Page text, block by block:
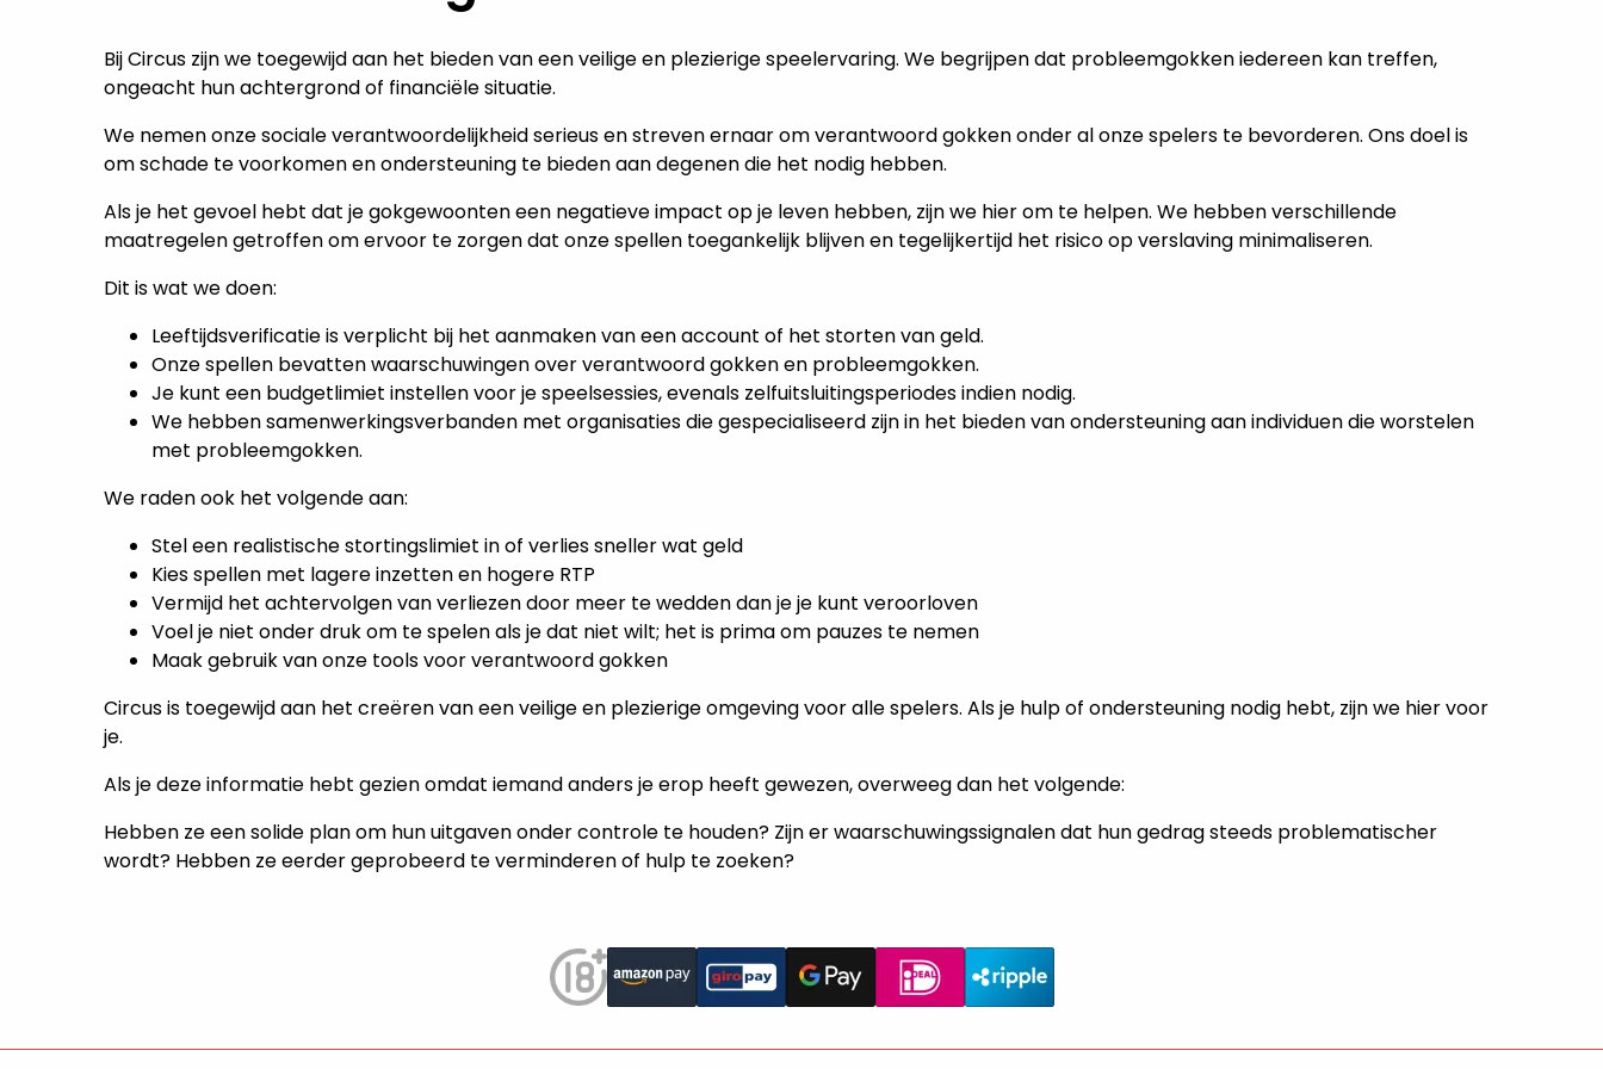
Bij Circus zijn we toegewijd aan het bieden van een veilige en plezierige speelervaring. We begrijpen dat probleemgokken iedereen kan treffen,
ongeacht hun achtergrond of financiële situatie.
We nemen onze sociale verantwoordelijkheid serieus en streven ernaar om verantwoord gokken onder al onze spelers te bevorderen. Ons doel is
om schade te voorkomen en ondersteuning te bieden aan degenen die het nodig hebben.
Als je het gevoel hebt dat je gokgewoonten een negatieve impact op je leven hebben, zijn we hier om te helpen. We hebben verschillende
maatregelen getroffen om ervoor te zorgen dat onze spellen toegankelijk blijven en tegelijkertijd het risico op verslaving minimaliseren.
Dit is wat we doen:
Leeftijdsverificatie is verplicht bij het aanmaken van een account of het storten van geld.
Onze spellen bevatten waarschuwingen over verantwoord gokken en probleemgokken.
Je kunt een budgetlimiet instellen voor je speelsessies, evenals zelfuitsluitingsperiodes indien nodig.
We hebben samenwerkingsverbanden met organisaties die gespecialiseerd zijn in het bieden van ondersteuning aan individuen die worstelen
met probleemgokken.
We raden ook het volgende aan:
Stel een realistische stortingslimiet in of verlies sneller wat geld
Kies spellen met lagere inzetten en hogere RTP
Vermijd het achtervolgen van verliezen door meer te wedden dan je je kunt veroorloven
Voel je niet onder druk om te spelen als je dat niet wilt; het is prima om pauzes te nemen
Maak gebruik van onze tools voor verantwoord gokken
Circus is toegewijd aan het creëren van een veilige en plezierige omgeving voor alle spelers. Als je hulp of ondersteuning nodig hebt, zijn we hier voor
je.
Als je deze informatie hebt gezien omdat iemand anders je erop heeft gewezen, overweeg dan het volgende:
Hebben ze een solide plan om hun uitgaven onder controle te houden? Zijn er waarschuwingssignalen dat hun gedrag steeds problematischer
wordt? Hebben ze eerder geprobeerd te verminderen of hulp te zoeken?